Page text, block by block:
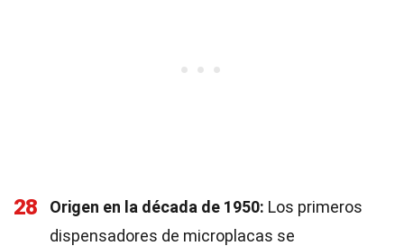
28 Origen en la década de 1950: Los primeros
dispensadores de microplacas se